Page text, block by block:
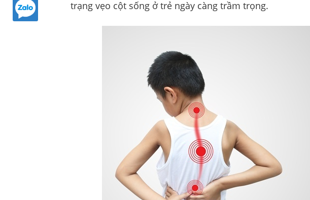
trạng vẹo cột sống ở trẻ ngày càng trầm trọng.